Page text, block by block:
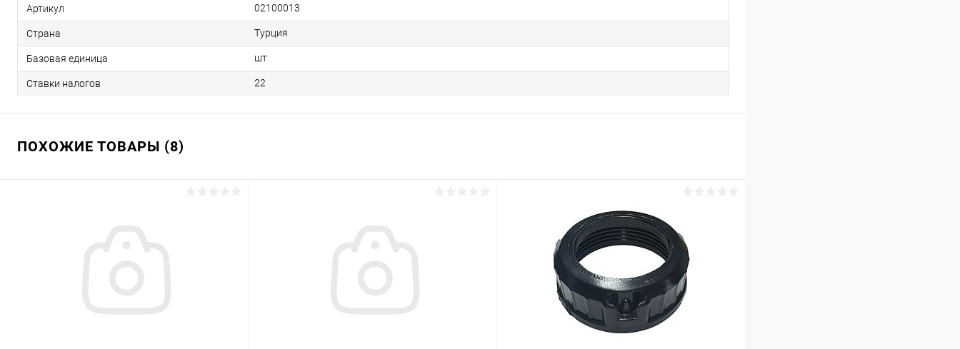
Артикул 02100013
Страна Турция
Базовая единица шт
Ставки налогов 22
ПОХОЖИЕ ТОВАРЫ (8)